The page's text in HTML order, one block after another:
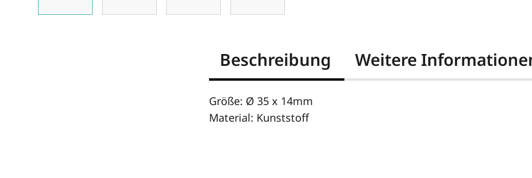
Beschreibung Weitere
Größe: Ø 35 x 14mm
Material: Kunststoff